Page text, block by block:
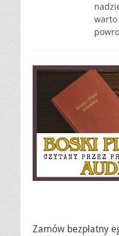
warto
Zamów bezpłatny